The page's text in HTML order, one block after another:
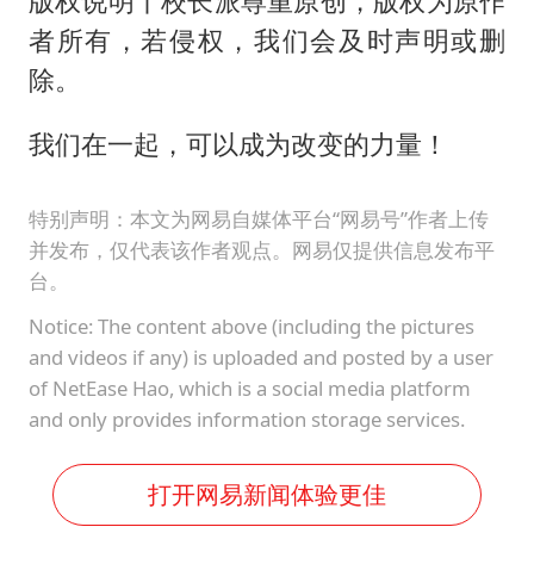
者所有，若侵权，我们会及时声明或删
除。
我们在一起，可以成为改变的力量！
特别声明：本文为网易自媒体平台“网易号”作者上传
并发布，仅代表该作者观点。网易仅提供信息发布平
台。
Notice: The content above (including the pictures
and videos if any) is uploaded and posted by a user
of NetEase Hao, which is a social media platform
and only provides information storage services.
打开网易新闻体验更佳